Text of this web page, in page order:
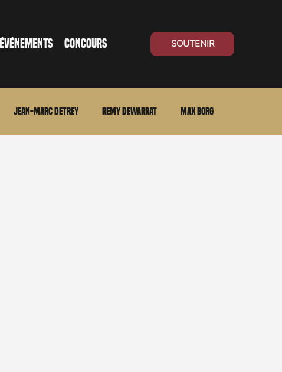
ÉVÉNEMENTS CONCOURS SOUTENIR
Jean-Marc Detrey Remy Dewarrat Max Borg